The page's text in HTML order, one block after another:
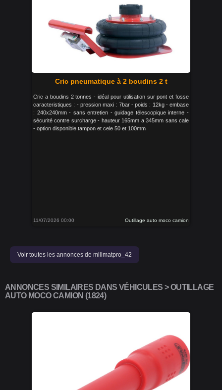
Cric pneumatique à 2 boudins 2 t
Cric a boudins 2 tonnes - idéal pour utilisation sur pont et fosse
caracteristiques : - pression maxi : 7bar - poids : 12kg - embase
: 240x240mm - sans entretien - guidage télescopique interne -
sécurité contre surcharge - hauteur 165mm a 345mm sans cale
- option disponible tampon et cele 50 et 100mm
11/07/2026 00:00 Outillage auto moco camion
Voir toutes les annonces de millmatpro_42
ANNONCES SIMILAIRES DANS VÉHICULES > OUTILLAGE
AUTO MOCO CAMION (1824)